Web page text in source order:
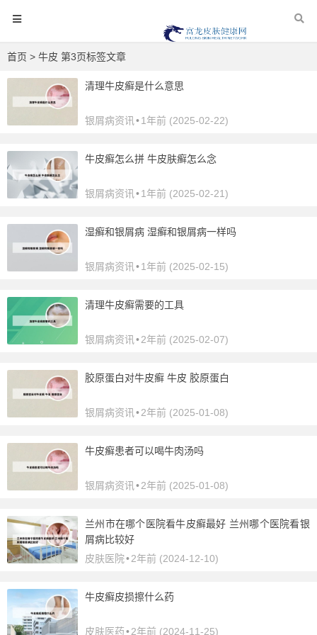
首页 > 牛皮 第3页标签文章
清理牛皮癣是什么意思
银屑病资讯 •1年前 (2025-02-22)
牛皮癣怎么拼 牛皮肤癣怎么念
银屑病资讯 •1年前 (2025-02-21)
湿癣和银屑病 湿癣和银屑病一样吗
银屑病资讯 •1年前 (2025-02-15)
清理牛皮癣需要的工具
银屑病资讯 •2年前 (2025-02-07)
胶原蛋白对牛皮癣 牛皮 胶原蛋白
银屑病资讯 •2年前 (2025-01-08)
牛皮癣患者可以喝牛肉汤吗
银屑病资讯 •2年前 (2025-01-08)
兰州市在哪个医院看牛皮癣最好 兰州哪个医院看银
屑病比较好
皮肤医院•2年前 (2024-12-10)
牛皮癣皮损擦什么药
皮肤医药•2年前 (2024-11-25)